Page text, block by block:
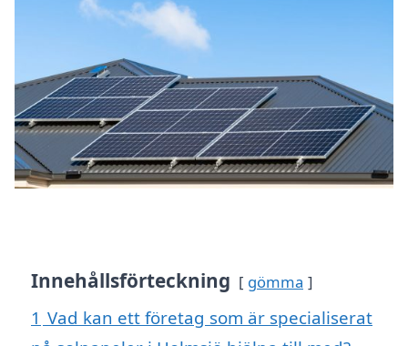
Innehållsförteckning gömma
1 Vad kan ett företag som är specialiserat